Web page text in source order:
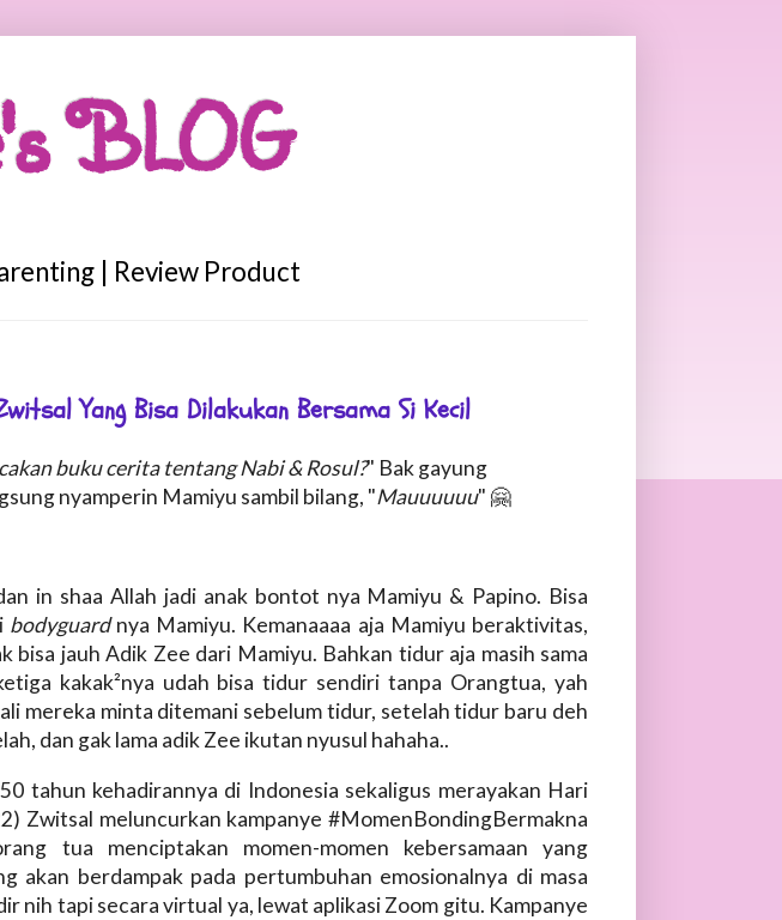
BLOG
| Review Product
Yang Bisa Dilakukan Bersama Si Kecil
buku cerita tentang Nabi & Rosul?" Bak gayung
nyamperin Mamiyu sambil bilang, "Mauuuuuu" 🤗
in shaa Allah jadi anak bontot nya Mamiyu & Papino. Bisa
bodyguardnya Mamiyu. Kemanaaaa aja Mamiyu beraktivitas,
bisa jauh Adik Zee dari Mamiyu. Bahkan tidur aja masih sama
kakak²nya udah bisa tidur sendiri tanpa Orangtua, yah
mereka minta ditemani sebelum tidur, setelah tidur baru deh
dan gak lama adik Zee ikutan nyusul hahaha..
tahun kehadirannya di Indonesia sekaligus merayakan Hari
Zwitsal meluncurkan kampanye #MomenBondingBermakna
tua menciptakan momen-momen kebersamaan yang
akan berdampak pada pertumbuhan emosionalnya di masa
nih tapi secara virtual ya, lewat aplikasi Zoom gitu. Kampanye